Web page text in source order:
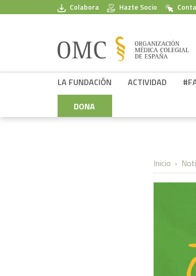
Pasar al contenido principal
Colabora Hazte Socio
LA FUNDACIÓN
ACTIVIDAD
DONA
Inicio